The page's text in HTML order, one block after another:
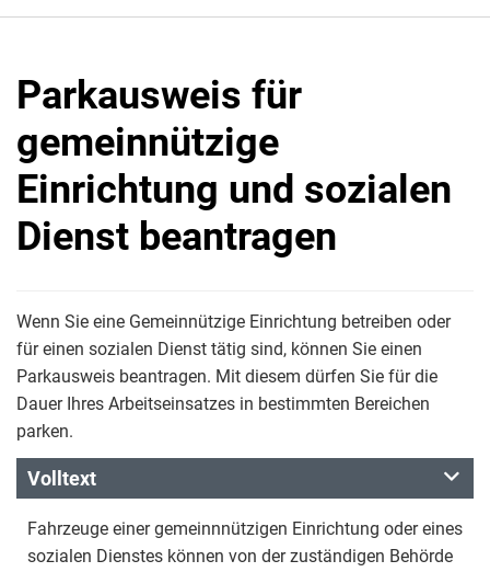
Parkausweis für
gemeinnützige
Einrichtung und sozialen
Dienst beantragen
Wenn Sie eine Gemeinnützige Einrichtung betreiben oder
für einen sozialen Dienst tätig sind, können Sie einen
Parkausweis beantragen. Mit diesem dürfen Sie für die
Dauer Ihres Arbeitseinsatzes in bestimmten Bereichen
parken.
Volltext
Fahrzeuge einer gemeinnnützigen Einrichtung oder eines
sozialen Dienstes können von der zuständigen Behörde